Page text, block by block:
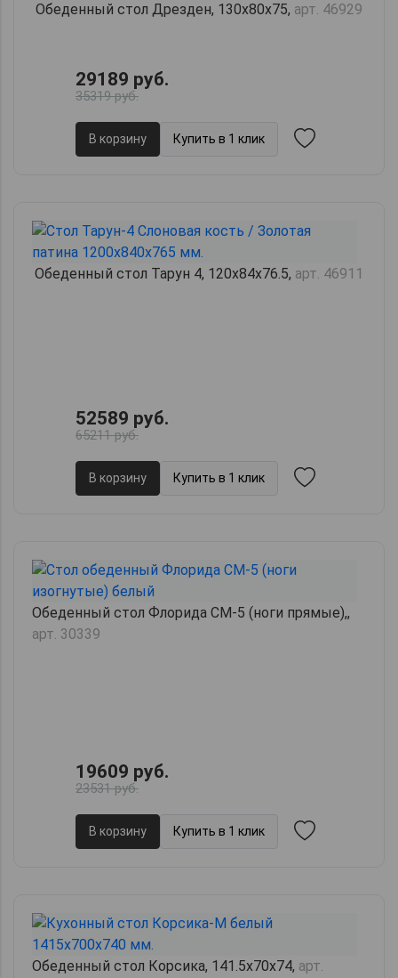
Обеденный стол Дрезден, 130х80х75, арт. 46929
29189 руб.
35319 руб.
В корзину Купить в 1 клик
Обеденный стол Тарун 4, 120х84х76.5, арт. 46911
52589 руб.
65211 руб.
В корзину Купить в 1 клик
Обеденный стол Флорида СМ-5 (ноги прямые),,
арт. 30339
19609 руб.
23531 руб.
В корзину Купить в 1 клик
Обеденный стол Корсика, 141.5х70х74, арт.